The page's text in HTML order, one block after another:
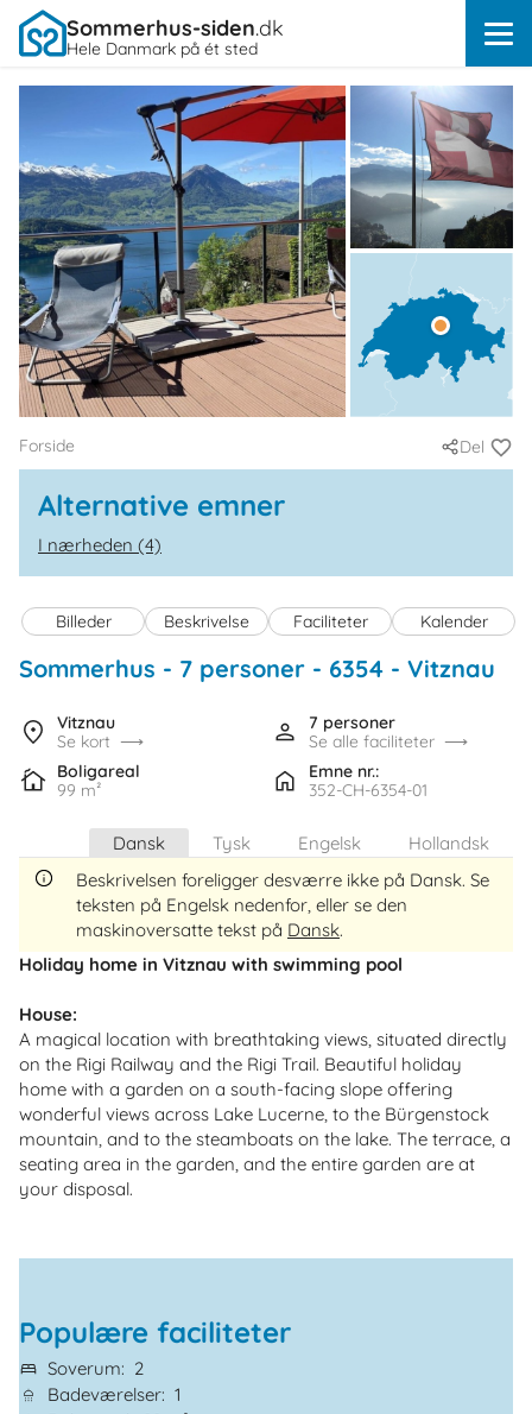
Sommerhus-siden.dk
Hele Danmark på ét sted
Forside Del
Alternative emner
I nærheden (4)
Billeder Beskrivelse Faciliteter Kalender
Sommerhus - 7 personer - 6354 - Vitznau
Vitznau
Se kort
7 personer
Se alle faciliteter
Boligareal
99 m²
Emne nr.:
352-CH-6354-01
Dansk Tysk Engelsk
Hollandsk
Beskrivelsen foreligger desværre ikke på Dansk. Se
teksten på Engelsk nedenfor, eller se den
maskinoversatte tekst på Dansk.
Holiday home in Vitznau with swimming pool
House:
A magical location with breathtaking views, situated directly
on the Rigi Railway and the Rigi Trail. Beautiful holiday
home with a garden on a south-facing slope offering
wonderful views across Lake Lucerne, to the Bürgenstock
mountain, and to the steamboats on the lake. The terrace, a
seating area in the garden, and the entire garden are at
your disposal.
Populære faciliteter
Soverum
2
Badeværelser 1